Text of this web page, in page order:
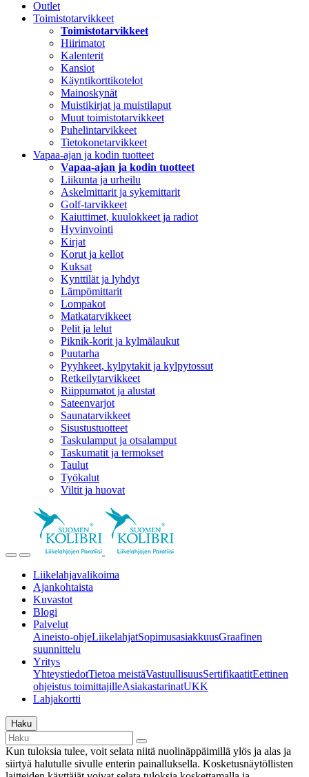
Outlet
Toimistotarvikkeet
Toimistotarvikkeet
Hiirimatot
Kalenterit
Kansiot
Käyntikorttikotelot
Mainoskynät
Muistikirjat ja muistilaput
Muut toimistotarvikkeet
Puhelintarvikkeet
Tietokonetarvikkeet
Vapaa-ajan ja kodin tuotteet
Vapaa-ajan ja kodin tuotteet
Liikunta ja urheilu
Askelmittarit ja sykemittarit
Golf-tarvikkeet
Kaiuttimet, kuulokkeet ja radiot
Hyvinvointi
Kirjat
Korut ja kellot
Kuksat
Kynttilät ja lyhdyt
Lämpömittarit
Lompakot
Matkatarvikkeet
Pelit ja lelut
Piknik-korit ja kylmälaukut
Puutarha
Pyyhkeet, kylpytakit ja kylpytossut
Retkeilytarvikkeet
Riippumatot ja alustat
Sateenvarjot
Saunatarvikkeet
Sisustustuotteet
Taskulamput ja otsalamput
Taskumatit ja termokset
Taulut
Työkalut
Viltit ja huovat
Liikelahjavalikoima
Ajankohtaista
Kuvastot
Blogi
Palvelut
Aineisto-ohjeLiikelahjatSopimusasiakkuusGraafinen
suunnittelu
Yritys
YhteystiedotTietoa meistäVastuullisuusSertifikaatitEettinen
ohjeistus toimittajilleAsiakastarinatUKK
Lahjakortti
Haku
Kun tuloksia tulee, voit selata niitä nuolinäppäimillä ylös ja alas ja
siirtyä halutulle sivulle enterin painalluksella. Kosketusnäytöllisten